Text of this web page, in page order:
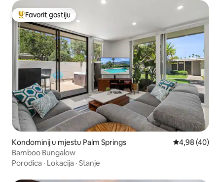
Glavni favorit gostiju
Favorit gostiju
Kondominij u mjestu Palm Springs Prosječna
4,98 (40)
Bamboo Bungalow
Porodica · Lokacija · Stanje